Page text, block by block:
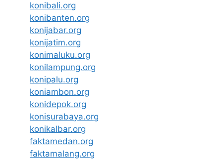
konibali.org
konibanten.org
konijabar.org
konijatim.org
konimaluku.org
konilampung.org
konipalu.org
koniambon.org
konidepok.org
konisurabaya.org
konikalbar.org
faktamedan.org
faktamalang.org